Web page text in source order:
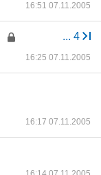
16:51 07.11.2005
... 4
16:25 07.11.2005
16:17 07.11.2005